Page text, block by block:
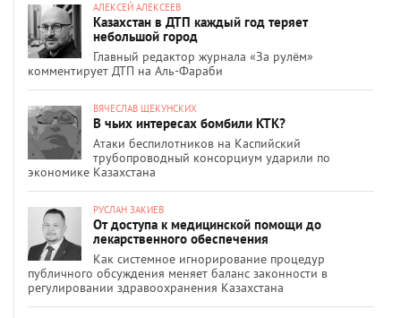
АЛЕКСЕЙ АЛЕКСЕЕВ
Казахстан в ДТП каждый год теряет
небольшой город
Главный редактор журнала «За рулём»
комментирует ДТП на Аль-Фараби
ВЯЧЕСЛАВ ЩЕКУНСКИХ
В чьих интересах бомбили КТК?
Атаки беспилотников на Каспийский
трубопроводный консорциум ударили по
экономике Казахстана
РУСЛАН ЗАКИЕВ
От доступа к медицинской помощи до
лекарственного обеспечения
Как системное игнорирование процедур
публичного обсуждения меняет баланс законности в
регулировании здравоохранения Казахстана